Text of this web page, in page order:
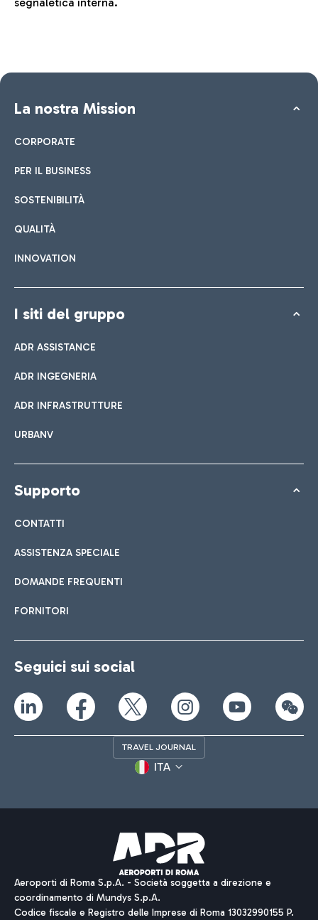
La nostra Mission
CORPORATE
PER IL BUSINESS
SOSTENIBILITÀ
QUALITÀ
INNOVATION
I siti del gruppo
ADR ASSISTANCE
ADR INGEGNERIA
ADR INFRASTRUTTURE
URBANV
Supporto
CONTATTI
ASSISTENZA SPECIALE
DOMANDE FREQUENTI
FORNITORI
Seguici sui social
TRAVEL JOURNAL
ITA
Aeroporti di Roma S.p.A. - Società soggetta a direzione e
coordinamento di Mundys S.p.A.
Codice fiscale e Registro delle Imprese di Roma 13032990155 P.